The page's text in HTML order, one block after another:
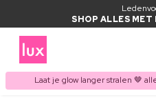
SHOP ALLES MET
Laat je glow langer stralen 🤎